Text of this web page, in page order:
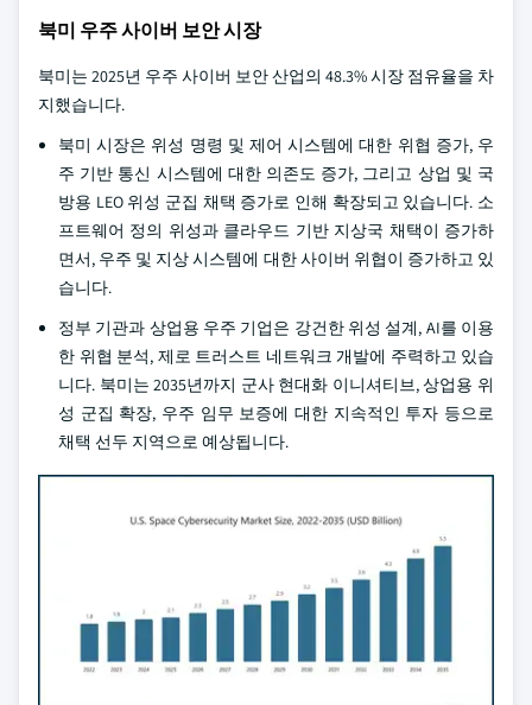
북미 우주 사이버 보안 시장
북미는 2025년 우주 사이버 보안 산업의 48.3% 시장 점유율을 차
지했습니다.
북미 시장은 위성 명령 및 제어 시스템에 대한 위협 증가, 우
주 기반 통신 시스템에 대한 의존도 증가, 그리고 상업 및 국
방용 LEO 위성 군집 채택 증가로 인해 확장되고 있습니다. 소
프트웨어 정의 위성과 클라우드 기반 지상국 채택이 증가하
면서, 우주 및 지상 시스템에 대한 사이버 위협이 증가하고 있
습니다.
정부 기관과 상업용 우주 기업은 강건한 위성 설계, AI를 이용
한 위협 분석, 제로 트러스트 네트워크 개발에 주력하고 있습
니다. 북미는 2035년까지 군사 현대화 이니셔티브, 상업용 위
성 군집 확장, 우주 임무 보증에 대한 지속적인 투자 등으로
채택 선두 지역으로 예상됩니다.